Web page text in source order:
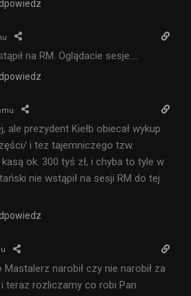
na RM. Oglądacie sesje….
ale prezydent Kiełb obiecał wykup
i tez tajemniczego tzw.
ok. 300 tyś zł, i chyba to tyle w
nie wstąpił na sesji RM do tej
narobił czy nie narobił za
teraz rozliczamy co robi Pan